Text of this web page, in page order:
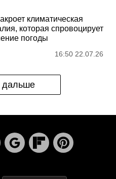
климатическая
которая спровоцирует
погоды
16:50 22.07.26
дальше